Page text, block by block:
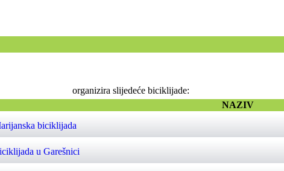
organizira slijedeće biciklijade:
NAZIV
biciklijada
u Garešnici